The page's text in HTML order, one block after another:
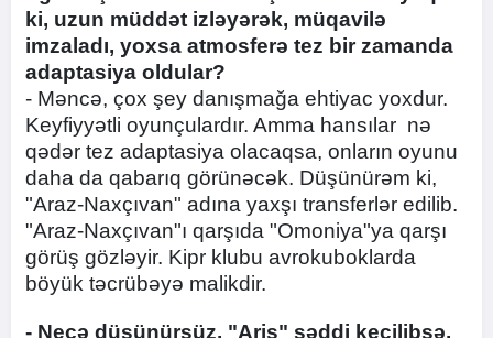
ki, uzun müddət izləyərək, müqavilə
imzaladı, yoxsa atmosferə tez bir zamanda
adaptasiya oldular?
- Məncə, çox şey danışmağa ehtiyac yoxdur.
Keyfiyyətli oyunçulardır. Amma hansılar nə
qədər tez adaptasiya olacaqsa, onların oyunu
daha da qabarıq görünəcək. Düşünürəm ki,
"Araz-Naxçıvan" adına yaxşı transferlər edilib.
"Araz-Naxçıvan"ı qarşıda "Omoniya"ya qarşı
görüş gözləyir. Kipr klubu avrokuboklarda
böyük təcrübəyə malikdir.
- Necə düşünürsüz, "Aris" səddi keçilibsə,